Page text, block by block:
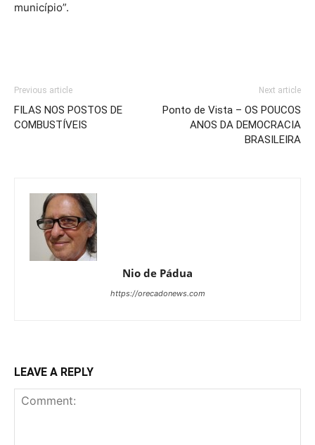
município”.
Previous article
FILAS NOS POSTOS DE
COMBUSTÍVEIS
Next article
Ponto de Vista – OS POUCOS
ANOS DA DEMOCRACIA
BRASILEIRA
Nio de Pádua
https://orecadonews.com
LEAVE A REPLY